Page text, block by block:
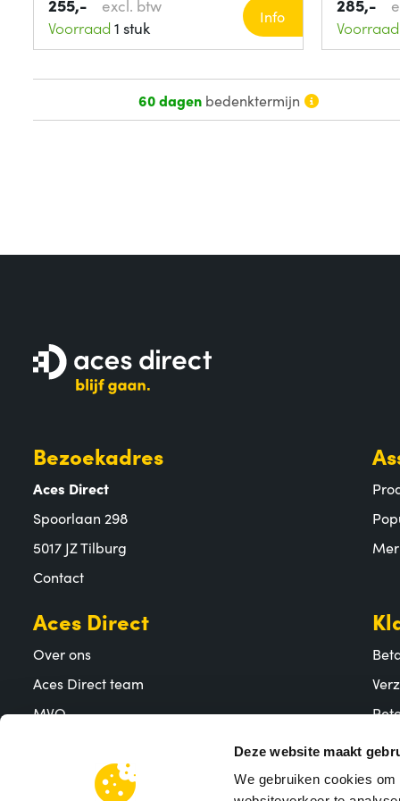
Deze website maakt
We gebruiken cookies
255,-
excl. btw
Voorraad 1 stuk
Info 285,-
Voorraad
60 dagenbedenktermijn
Bezoekadres
Aces Direct
Spoorlaan 298
5017 JZ Tilburg
Contact
Aces Direct
Over ons
Aces Direct team
MVO